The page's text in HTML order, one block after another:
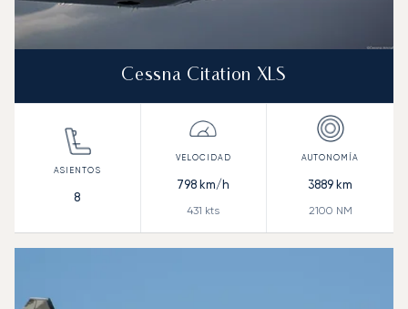
Cessna Citation XLS
8
798 km/h
431 kts
3889 km
2100 NM